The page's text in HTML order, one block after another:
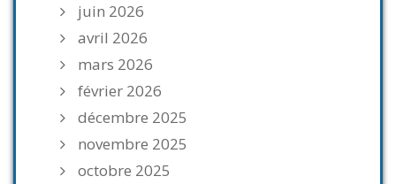
juin 2026
avril 2026
mars 2026
février 2026
décembre 2025
novembre 2025
octobre 2025